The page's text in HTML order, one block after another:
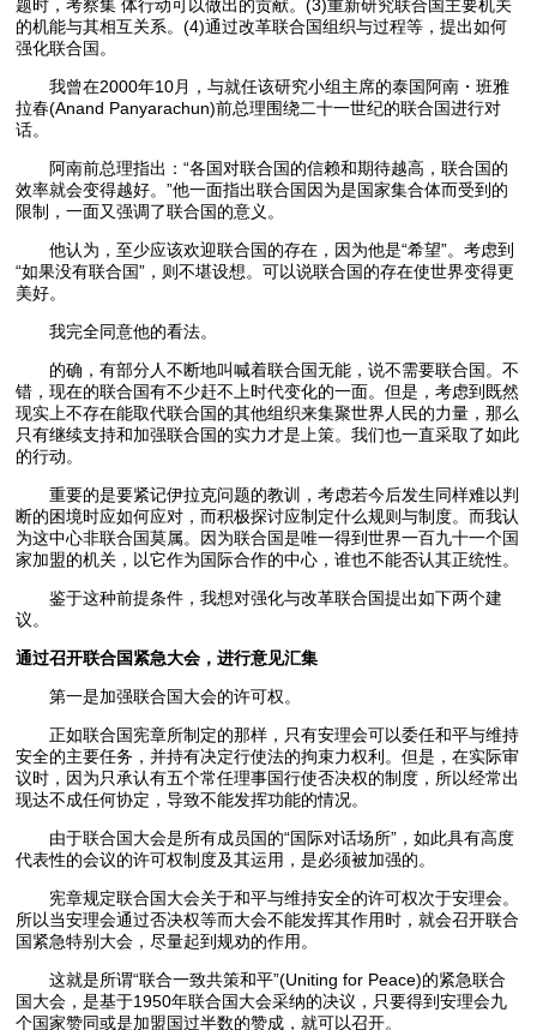
题时，考察集 体行动可以做出的贡献。(3)重新研究联合国主要机关
的机能与其相互关系。(4)通过改革联合国组织与过程等，提出如何
强化联合国。
我曾在2000年10月，与就任该研究小组主席的泰国阿南・班雅
拉春(Anand Panyarachun)前总理围绕二十一世纪的联合国进行对
话。
阿南前总理指出：“各国对联合国的信赖和期待越高，联合国的
效率就会变得越好。”他一面指出联合国因为是国家集合体而受到的
限制，一面又强调了联合国的意义。
他认为，至少应该欢迎联合国的存在，因为他是“希望”。考虑到
“如果没有联合国”，则不堪设想。可以说联合国的存在使世界变得更
美好。
我完全同意他的看法。
的确，有部分人不断地叫喊着联合国无能，说不需要联合国。不
错，现在的联合国有不少赶不上时代变化的一面。但是，考虑到既然
现实上不存在能取代联合国的其他组织来集聚世界人民的力量，那么
只有继续支持和加强联合国的实力才是上策。我们也一直采取了如此
的行动。
重要的是要紧记伊拉克问题的教训，考虑若今后发生同样难以判
断的困境时应如何应对，而积极探讨应制定什么规则与制度。而我认
为这中心非联合国莫属。因为联合国是唯一得到世界一百九十一个国
家加盟的机关，以它作为国际合作的中心，谁也不能否认其正统性。
鉴于这种前提条件，我想对强化与改革联合国提出如下两个建
议。
通过召开联合国紧急大会，进行意见汇集
第一是加强联合国大会的许可权。
正如联合国宪章所制定的那样，只有安理会可以委任和平与维持
安全的主要任务，并持有决定行使法的拘束力权利。但是，在实际审
议时，因为只承认有五个常任理事国行使否决权的制度，所以经常出
现达不成任何协定，导致不能发挥功能的情况。
由于联合国大会是所有成员国的“国际对话场所”，如此具有高度
代表性的会议的许可权制度及其运用，是必须被加强的。
宪章规定联合国大会关于和平与维持安全的许可权次于安理会。
所以当安理会通过否决权等而大会不能发挥其作用时，就会召开联合
国紧急特别大会，尽量起到规劝的作用。
这就是所谓“联合一致共策和平”(Uniting for Peace)的紧急联合
国大会，是基于1950年联合国大会采纳的决议，只要得到安理会九
个国家赞同或是加盟国过半数的赞成，就可以召开。